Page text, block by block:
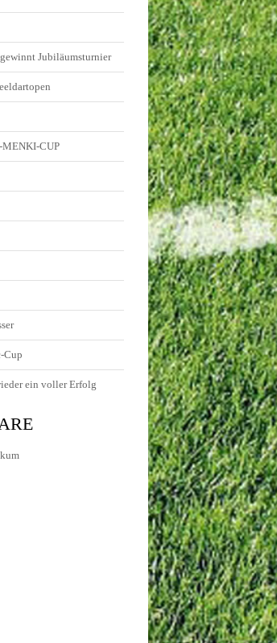
Jubiläumsturnier
CUP
Cup
ein voller Erfolg